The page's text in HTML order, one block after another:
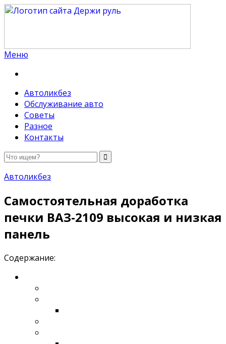
Меню
Автоликбез
Обслуживание авто
Советы
Разное
Контакты
Автоликбез
Самостоятельная доработка
печки ВАЗ-2109 высокая и низкая
панель
Содержание: